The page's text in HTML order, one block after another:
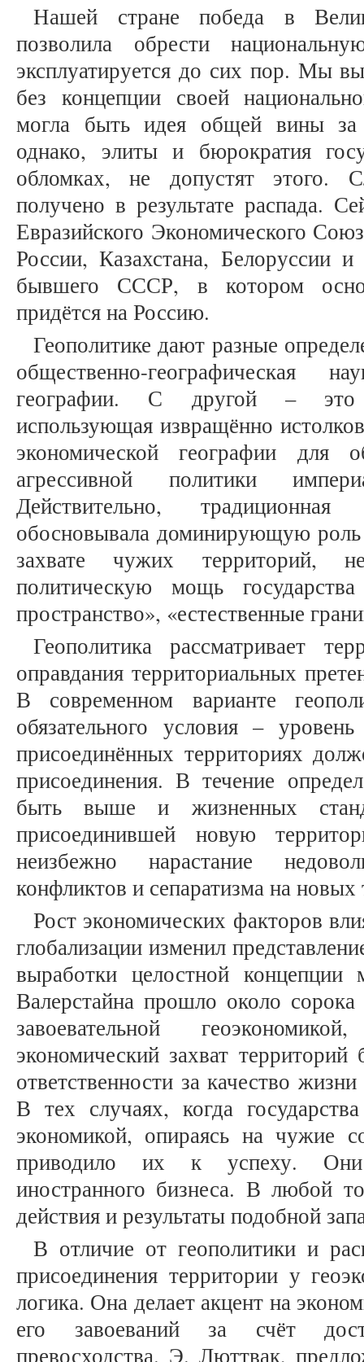
Нашей стране победа в
позволила обрести
эксплуатируется до сих пор. Мы
без концепции своей
могла быть идея общей вины за
однако, элиты и бюрократия
обломках, не допустят
получено в результате распада.
Евразийского Экономического
России, Казахстана, Белоруссии
бывшего СССР, в котором
придётся на Россию.
Геополитике дают разные
общественно-географическая
географии. С другой – это
использующая извращённо
экономической географии для
агрессивной политики
Действительно,
обосновывала доминирующую роль
захвате чужих территорий,
политическую мощь
пространство», «естественные
Геополитика рассматривает
оправдания территориальных
В современном варианте
обязательного условия –
присоединённых территориях
присоединения. В течение
быть выше и жизненных
присоединившей новую
неизбежно нарастание
конфликтов и сепаратизма на новых
Рост экономических факторов
глобализации изменил
выработки целостной концепции
Валерстайна прошло около сорока
завоевательной
экономический захват
ответственности за качество
В тех случаях, когда
экономикой, опираясь на чужие
приводило их к успеху. Они
иностранного бизнеса. В любой
действия и результаты подобной
В отличие от геополитики и
присоединения территории у
логика. Она делает акцент на
его завоеваний за счёт
превосходства. Э. Люттвак,